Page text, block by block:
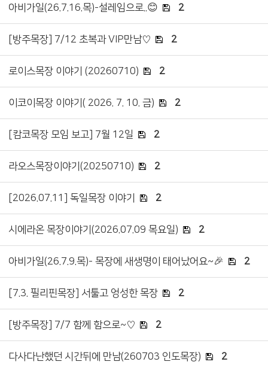
아비가일(26.7.16.목)-설레임으로..😊 2
[방주목장] 7/12 초복과 VIP만남♡ 2
로이스목장 이야기 (20260710) 2
이코이목장 이야기( 2026. 7. 10. 금) 2
[캄코목장 모임 보고] 7월 12일 2
라오스목장이야기(20250710) 2
[2026.07.11] 독일목장 이야기 2
시에라온 목장이야기(2026.07.09 목요일) 2
아비가일(26.7.9.목)- 목장에 새생명이 태어났어요~🎉 2
[7.3. 필리핀목장] 서툴고 엉성한 목장 2
[방주목장] 7/7 함께 함으로~♡ 2
다사다난했던 시간뒤에 만남(260703 인도목장) 2